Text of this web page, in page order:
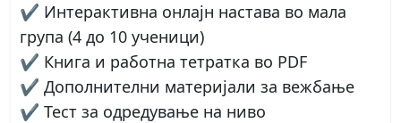
✔ Интерактивна онлајн настава во мала
група (4 до 10 ученици)
✔ Книга и работна тетратка во PDF
✔ Дополнителни материјали за вежбање
✔ Тест за одредување на ниво